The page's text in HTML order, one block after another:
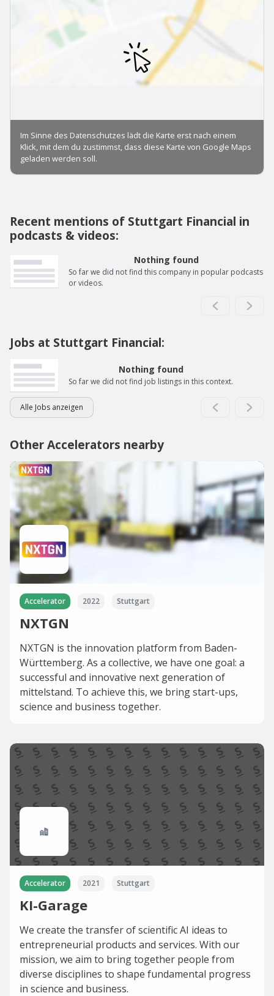
Recent mentions of Stuttgart Financial in
podcasts & videos:
Nothing found
So far we did not find this company in popular podcasts
or videos.
Jobs at Stuttgart Financial:
Nothing found
So far we did not find job listings in this context.
Alle Jobs anzeigen
Other Accelerators nearby
Accelerator 2022 Stuttgart
NXTGN
NXTGN is the innovation platform from Baden-
Württemberg. As a collective, we have one goal: a
successful and innovative next generation of
mittelstand. To achieve this, we bring start-ups,
science and business together.
Accelerator 2021 Stuttgart
KI-Garage
We create the transfer of scientific AI ideas to
entrepreneurial products and services. With our
mission, we aim to bring together people from
diverse disciplines to shape fundamental progress
in science and business.